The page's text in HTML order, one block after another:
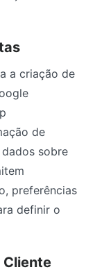
a criação de
de
sobre
preferências
definir o
Cliente